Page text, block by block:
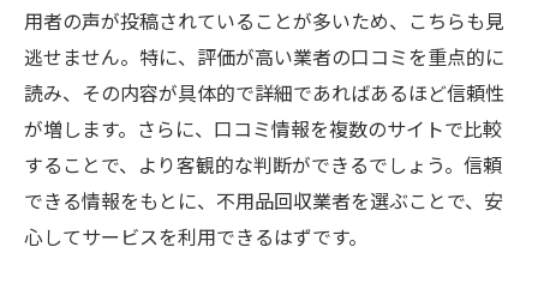
用者の声が投稿されていることが多いため、こちらも見
逃せません。特に、評価が高い業者の口コミを重点的に
読み、その内容が具体的で詳細であればあるほど信頼性
が増します。さらに、口コミ情報を複数のサイトで比較
することで、より客観的な判断ができるでしょう。信頼
できる情報をもとに、不用品回収業者を選ぶことで、安
心してサービスを利用できるはずです。